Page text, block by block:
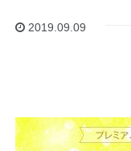
2019.09.09